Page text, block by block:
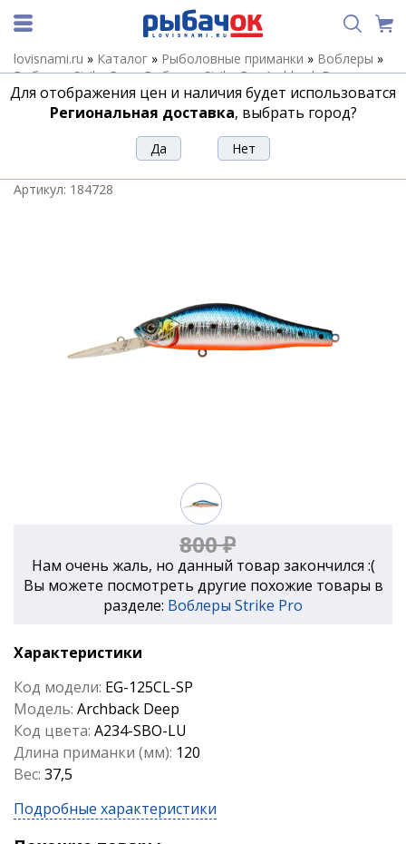
lovisnami.ru » Каталог » Рыболовные приманки » Воблеры »
Воблеры Strike Pro»Воблеры Strike Pro Archback Deep»
Воблер Strike Pro Archback Deep 120SP EG-125CL-SP#A234-
SBO-LU
Воблер Strike Pro Archback Deep 120SP
EG-125CL-SP#A234-SBO-LU
Артикул: 184728
800 ₽
Нам очень жаль, но данный товар закончился :(
Вы можете посмотреть другие похожие товары в
разделе: Воблеры Strike Pro
Характеристики
Код модели: EG-125CL-SP
Модель: Archback Deep
Код цвета: A234-SBO-LU
Длина приманки (мм): 120
Вес: 37,5
Подробные характеристики
Для отображения цен и наличия будет использоватся
Региональная доставка, выбрать город?